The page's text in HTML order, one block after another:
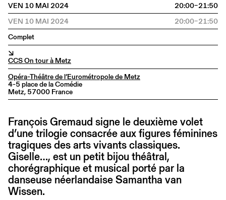
VEN 10 MAI 2024
20:00–21:50
VEN 10 MAI 2024
20:00–21:50
Complet
↘
CCS On tour à Metz
Opéra-Théâtre de l’Eurométropole de Metz
4-5 place de la Comédie
Metz, 57000 France
François Gremaud signe le deuxième volet
d’une trilogie consacrée aux figures féminines
tragiques des arts vivants classiques.
Giselle…, est un petit bijou théâtral,
chorégraphique et musical porté par la
danseuse néerlandaise Samantha van
Wissen.